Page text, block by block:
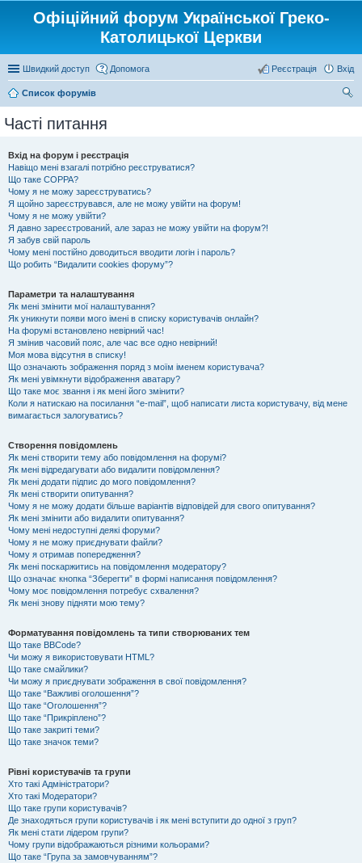
Офіційний форум Української Греко-
Католицької Церкви
Швидкий доступ Допомога Вхід
Реєстрація
Список форумів
Часті питання
Вхід на форум і реєстрація
Навіщо мені взагалі потрібно реєструватися?
Що таке COPPA?
Чому я не можу зареєструватись?
Я щойно зареєструвався, але не можу увійти на форум!
Чому я не можу увійти?
Я давно зареєстрований, але зараз не можу увійти на форум?!
Я забув свій пароль
Чому мені постійно доводиться вводити логін і пароль?
Що робить “Видалити cookies форуму”?
Параметри та налаштування
Як мені змінити мої налаштування?
Як уникнути появи мого імені в списку користувачів онлайн?
На форумі встановлено невірний час!
Я змінив часовий пояс, але час все одно невірний!
Моя мова відсутня в списку!
Що означають зображення поряд з моїм іменем користувача?
Як мені увімкнути відображення аватару?
Що таке моє звання і як мені його змінити?
Коли я натискаю на посилання “e-mail”, щоб написати листа користувачу, від мене
вимагається залогуватись?
Створення повідомлень
Як мені створити тему або повідомлення на форумі?
Як мені відредагувати або видалити повідомлення?
Як мені додати підпис до мого повідомлення?
Як мені створити опитування?
Чому я не можу додати більше варіантів відповідей для свого опитування?
Як мені змінити або видалити опитування?
Чому мені недоступні деякі форуми?
Чому я не можу приєднувати файли?
Чому я отримав попередження?
Як мені поскаржитись на повідомлення модератору?
Що означає кнопка “Зберегти” в формі написання повідомлення?
Чому моє повідомлення потребує схвалення?
Як мені знову підняти мою тему?
Форматування повідомлень та типи створюваних тем
Що таке BBCode?
Чи можу я використовувати HTML?
Що таке смайлики?
Чи можу я приєднувати зображення в свої повідомлення?
Що таке “Важливі оголошення”?
Що таке “Оголошення”?
Що таке “Прикріплено”?
Що таке закриті теми?
Що таке значок теми?
Рівні користувачів та групи
Хто такі Адміністратори?
Хто такі Модератори?
Що таке групи користувачів?
Де знаходяться групи користувачів і як мені вступити до одної з груп?
Як мені стати лідером групи?
Чому групи відображаються різними кольорами?
Що таке “Група за замовчуванням”?